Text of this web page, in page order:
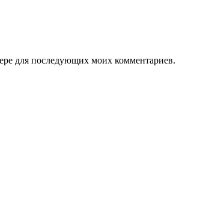
для последующих моих комментариев.